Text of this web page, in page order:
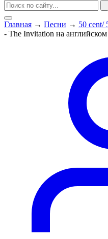
Главная → Песни → 50 cent/
- The Invitation на